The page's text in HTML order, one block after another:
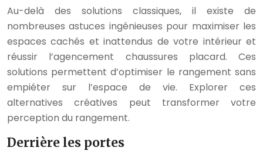
Au-delà des solutions classiques, il existe de
nombreuses astuces ingénieuses pour maximiser les
espaces cachés et inattendus de votre intérieur et
réussir l’agencement chaussures placard. Ces
solutions permettent d’optimiser le rangement sans
empiéter sur l’espace de vie. Explorer ces
alternatives créatives peut transformer votre
perception du rangement.
Derrière les portes